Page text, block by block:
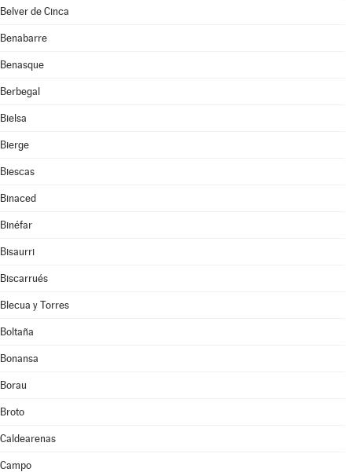
Belver de Cinca
Benabarre
Benasque
Berbegal
Bielsa
Bierge
Biescas
Binaced
Binéfar
Bisaurri
Biscarrués
Blecua y Torres
Boltaña
Bonansa
Borau
Broto
Caldearenas
Campo